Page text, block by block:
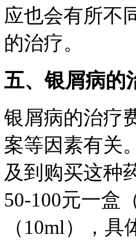
应也会有所不
的治疗。
五、银屑病的
银屑病的治疗
案等因素有关
及到购买这种
50-100元一盒
（10ml），